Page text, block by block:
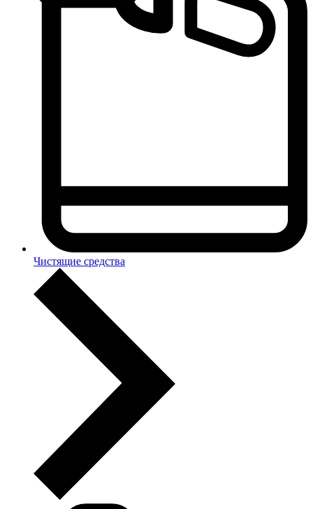
Чистящие средства